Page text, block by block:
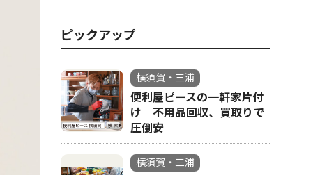
ピックアップ
横須賀・三浦
便利屋ピースの一軒家片付
け 不用品回収、買取りで
圧倒安
横須賀・三浦